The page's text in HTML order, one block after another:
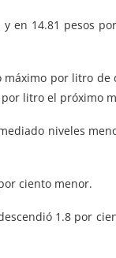
en 14.81 pesos
máximo por litro de
litro el próximo
niveles
ciento menor.
1.8 por